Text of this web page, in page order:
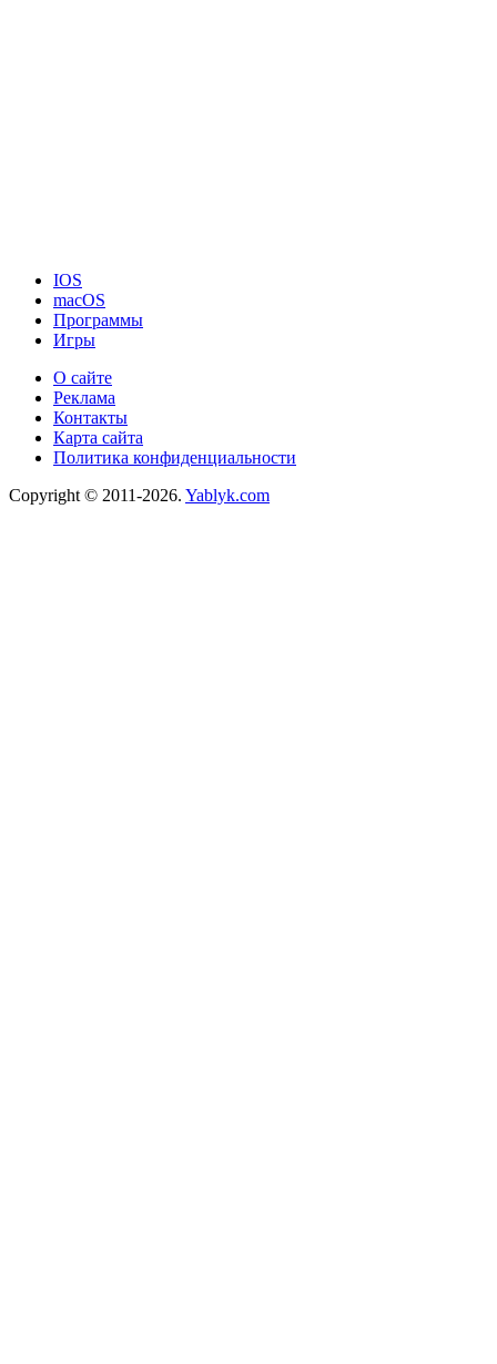
IOS
macOS
Программы
Игры
О сайте
Реклама
Контакты
Карта сайта
Политика конфиденциальности
Copyright © 2011-2026. Yablyk.сom